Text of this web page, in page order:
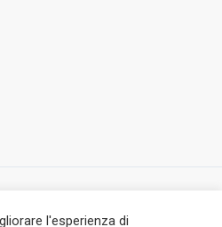
l'esperienza di